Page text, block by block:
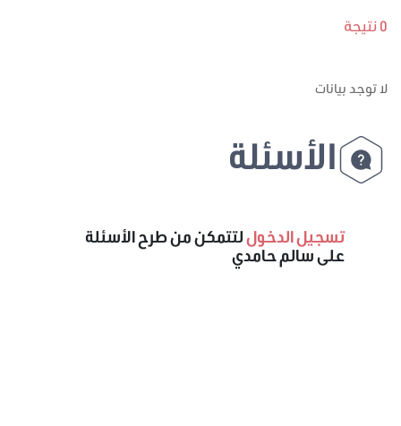
0 نتيجة
لا توجد بيانات
الأسئلة
تسجيل الدخوللتتمكن من طرح الأسئلة
على سالم حامدي